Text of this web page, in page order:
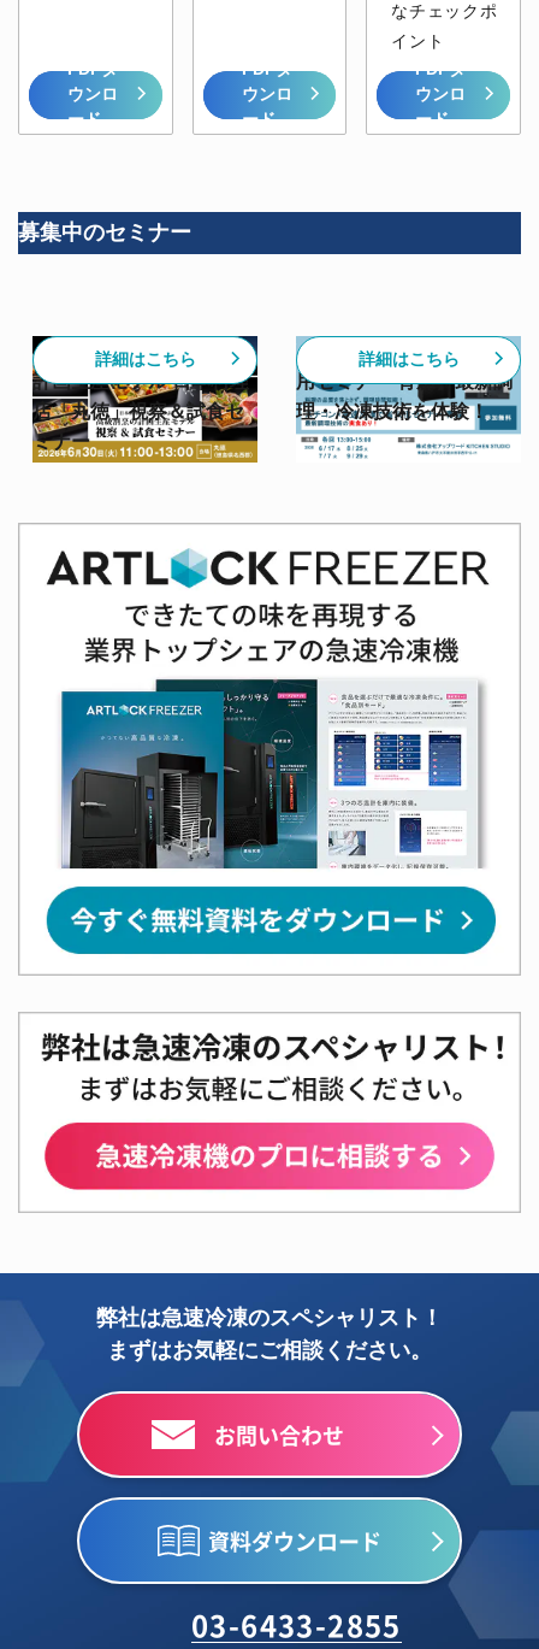
PDFダ
ウンロ
ード
PDFダ
ウンロ
ード
なチェックポ
イント
PDFダ
ウンロ
ード
募集中のセミナー
【6/30開催】高級割烹の
計画生産モデル 日本料理
店「丸徳」視察＆試食セ
ミナー
詳細はこちら
【スチコン✕急速冷凍活
用セミナー 青森】最新調
理・冷凍技術を体験！
詳細はこちら
弊社は急速冷凍のスペシャリスト！
まずはお気軽にご相談ください。
お問い合わせ
資料ダウンロード
03-6433-2855